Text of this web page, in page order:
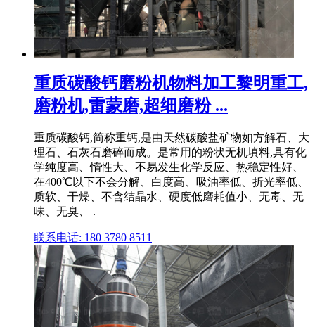
重质碳酸钙磨粉机物料加工黎明重工,
磨粉机,雷蒙磨,超细磨粉 ...
重质碳酸钙,简称重钙,是由天然碳酸盐矿物如方解石、大
理石、石灰石磨碎而成。是常用的粉状无机填料,具有化
学纯度高、惰性大、不易发生化学反应、热稳定性好、
在400℃以下不会分解、白度高、吸油率低、折光率低、
质软、干燥、不含结晶水、硬度低磨耗值小、无毒、无
味、无臭、 .
联系电话: 180 3780 8511